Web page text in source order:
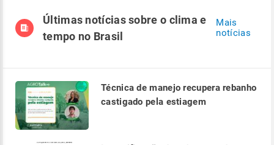
Últimas notícias sobre o clima e
tempo no Brasil
Mais
notícias
Técnica de manejo recupera rebanho
castigado pela estiagem